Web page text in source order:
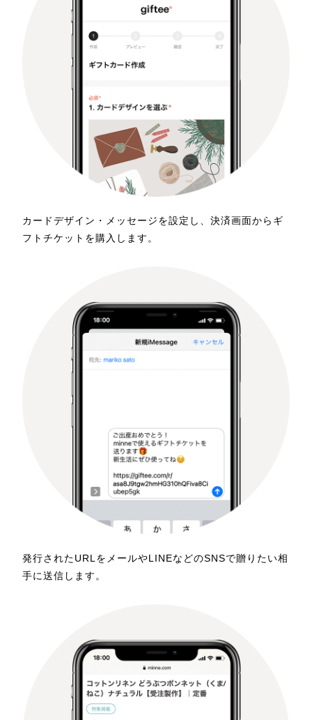
カードデザイン・メッセージを設定し、決済画面からギ
フトチケットを購入します。
発行されたURLをメールやLINEなどのSNSで贈りたい相
手に送信します。